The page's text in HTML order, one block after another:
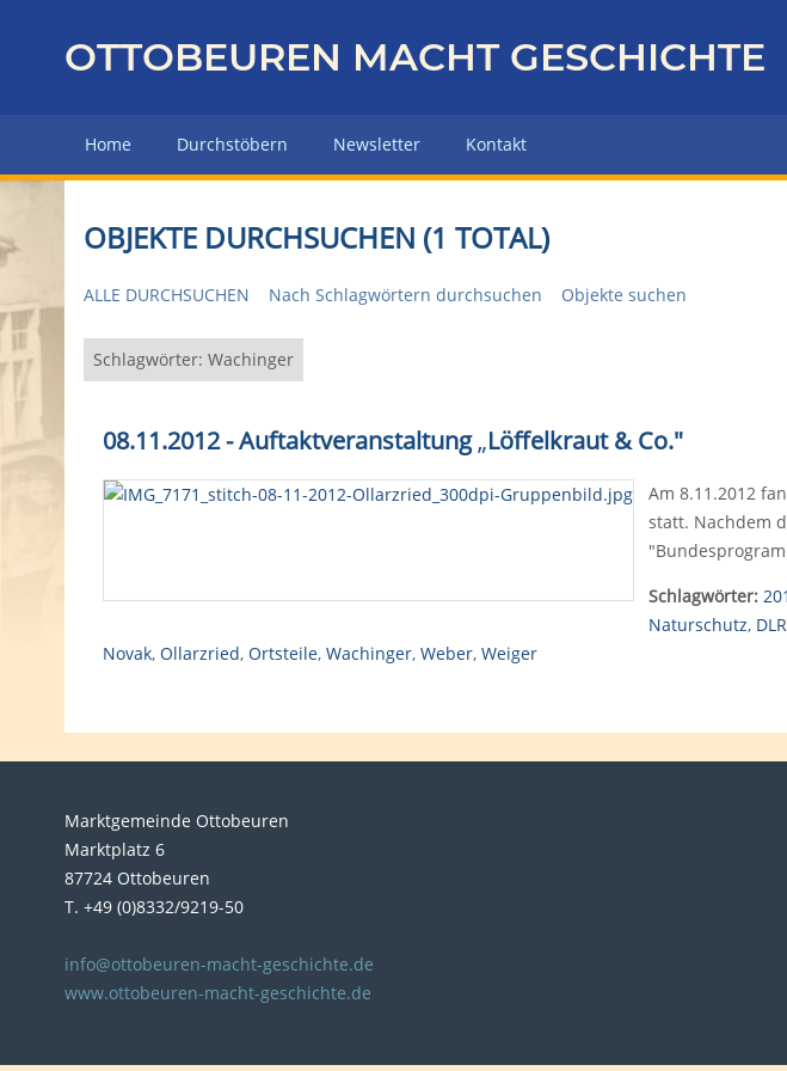
z
r
H
u
p
e
OTTOBEUREN MACHT GESCHICHTE
Home Durchstöbern Newsletter Kontakt
OBJEKTE DURCHSUCHEN (1 TOTAL)
ALLE DURCHSUCHEN Nach Schlagwörtern durchsuchen Objekte suchen
Schlagwörter: Wachinger
08.11.2012 - Auftaktveranstaltung„Löffelkraut & Co."
Am 8.11.2012
statt. Nachdem
Schlagwörter:
Naturschutz, DLR
Novak, Ollarzried, Ortsteile, Wachinger, Weber, Weiger
Marktgemeinde Ottobeuren
Marktplatz 6
87724 Ottobeuren
T. +49 (0)8332/9219-50
info@ottobeuren-macht-geschichte.de
www.ottobeuren-macht-geschichte.de